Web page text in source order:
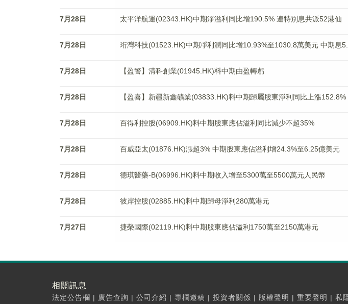
7月28日 太平洋航運(02343.HK)中期淨溢利同比增190.5% 連特別息共派52港仙
7月28日 珩灣科技(01523.HK)中期凈利潤同比增10.93%至1030.8萬美元 中期息
7月28日 【盈警】清科創業(01945.HK)料中期由盈轉虧
7月28日 【盈喜】新疆新鑫礦業(03833.HK)料中期歸屬股東淨利同比上漲152.8%
7月28日 百得利控股(06909.HK)料中期股東應佔溢利同比減少不超35%
7月28日 百威亞太(01876.HK)漲超3% 中期股東應佔溢利增24.3%至6.25億美元
7月28日 德琪醫藥-B(06996.HK)料中期收入增至5300萬至5500萬元人民幣
7月28日 彼岸控股(02885.HK)料中期歸母淨利280萬港元
7月27日 捷榮國際(02119.HK)料中期股東應佔溢利1750萬至2150萬港元
相關訊息
法定公告欄 | 廣告查詢 | 公司介紹 | 專欄邀稿 | 投資者關係 | 版權聲明 | 重要聲明 | 私